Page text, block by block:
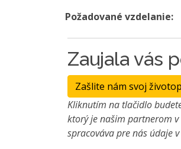
Požadované vzdelanie:
Zaujala vás
Zašlite nám svoj
Kliknutím na tlačidlo
ktorý je našim partnerom v
spracováva pre nás údaje